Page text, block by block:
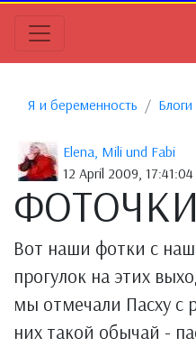
Я и беременность Блоги
Elena, Mili und Fabi
12 April 2009, 17:41:04
Вот наши фотки с
прогулок на этих
мы отмечали Пасху с
них такой обычай -